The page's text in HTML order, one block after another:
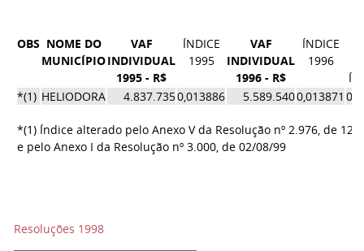
OBS NOME DO
MUNICÍPIO
VAF
INDIVIDUAL
1995 - R$
ÍNDICE
1995
VAF
INDIVIDUAL
1996 - R$
ÍNDICE
1996
*(1) HELIODORA 4.837.7350,013886 5.589.5400,013871
*(1) Índice alterado pelo Anexo V da Resolução nº 2.976, de 12/
e pelo Anexo I da Resolução nº 3.000, de 02/08/99
Resoluções 1998